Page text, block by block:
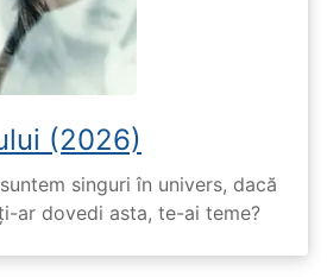
(2026)
singuri în univers, dacă
ar dovedi asta, te-ai teme?